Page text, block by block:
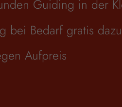
Guiding in der
bei Bedarf gratis dazu
Aufpreis